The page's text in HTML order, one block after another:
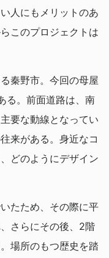
人にもメリットのあ
このプロジェクトは
秦野市。今回の母屋
る。前面道路は、南
要な動線となってい
来がある。身近なコ
どのようにデザイン
たため、その際に平
さらにその後、2階
場所のもつ歴史を踏